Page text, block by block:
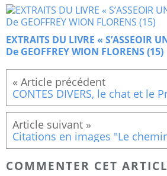
EXTRAITS DU LIVRE « S’ASSEOIR
De GEOFFREY WION FLORENS (15)
CONTES DIVERS, le chat et le
Citations en images "Le
COMMENTER CET